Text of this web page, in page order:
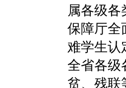
属各级
保障厅全
难学生认
全省各级
贫、残联